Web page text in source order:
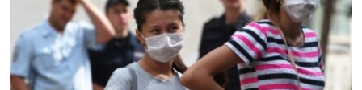
ДЕПОРТАЦІЯ
ВІДЕОУРОКИ «ELIFBE»
СВІДЧЕННЯ ОКУПАЦІЇ
ЯК ОБІЙТИ БЛОКУВАННЯ
Русский
Qırımtatar